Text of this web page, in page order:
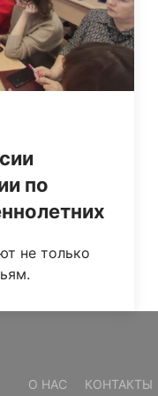
по
не только
О НАС КОНТАКТЫ